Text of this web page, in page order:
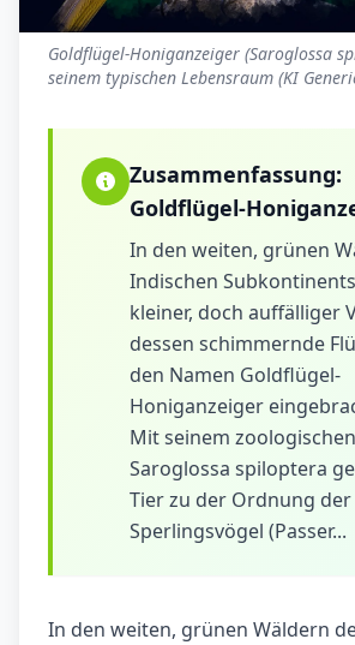
Goldflügel-Honiganzeiger (Saroglossa
seinem typischen Lebensraum (KI
Zusammenfassung:
Goldflügel-
In den weiten, grünen
Indischen
kleiner, doch auffälliger
dessen schimmernde
den Namen Goldflügel-
Honiganzeiger
Mit seinem
Saroglossa spiloptera
Tier zu der Ordnung der
Sperlingsvögel (Passer...
In den weiten, grünen Wäldern